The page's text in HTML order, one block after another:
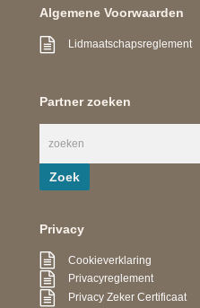
Algemene Voorwaarden
Lidmaatschapsreglement
Partner zoeken
Privacy
Cookieverklaring
Privacyreglement
Privacy Zeker Certificaat